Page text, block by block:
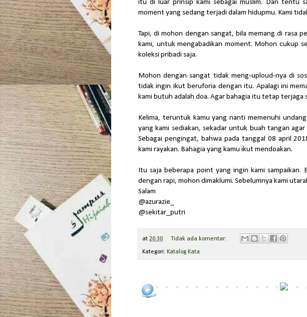
itu di luar prinsip kami sebagai muslim. Dan tentu
moment yang sedang terjadi dalam hidupmu. Kami
Tapi, di mohon dengan sangat, bila memang di rasa
kami, untuk mengabadikan moment. Mohon cukup
koleksi pribadi saja.
Mohon dengan sangat tidak meng-uploud-nya di
tidak ingin ikut beruforia dengan itu. Apalagi ini
kami butuh adalah doa. Agar bahagia itu tetap terjaga
Kelima, teruntuk kamu yang nanti memenuhi
yang kami sediakan, sekadar untuk buah tangan
Sebagai pengingat, bahwa pada tanggal 08 april
kami rayakan. Bahagia yang kamu ikut mendoakan.
Itu saja beberapa point yang ingin kami
dengan rapi, mohon dimaklumi. Sebelumnya kami
Salam
@azurazie_
@sekitar_putri
at 20.30 Tidak ada komentar:
Kategori: Katalog Kata